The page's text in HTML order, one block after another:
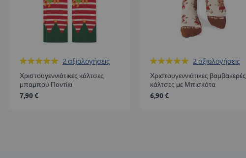
Βαθμολογία:
2αξιολογήσεις
Χριστουγεννιάτικες κάλτσες
μπαμπού Ποντίκι
7,90 €
Βαθμολογία:
2αξιολογήσεις
Χριστουγεννιάτικες βαμβακερές
κάλτσες με Μπισκότα
6,90 €